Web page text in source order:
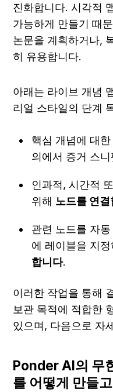
진화합니다. 시각적
가능하게 만들기 때
논문을 계획하거나,
히 유용합니다.
아래는 라이브 개념
리얼 스타일의 단계
핵심 개념에 대한
의에서 증거 스
인과적, 시간적
위해 노드를 연
관련 노드를 자
에 레이블을 지
합니다.
이러한 작업을 통해
보관 목적에 적합한
있으며, 다음으로 자
Ponder AI의 무
를 어떻게 만들